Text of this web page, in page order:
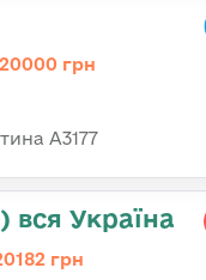
грн
А3177
вся Україна
грн